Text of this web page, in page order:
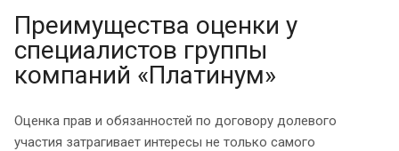
Преимущества оценки у
специалистов группы
компаний «Платинум»
Оценка прав и обязанностей по договору долевого
участия затрагивает интересы не только самого